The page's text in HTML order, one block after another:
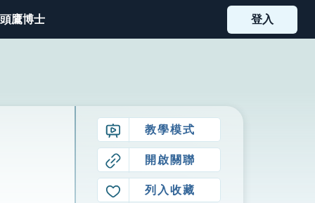
鷹博士 登入
教學模式
開啟關聯
列入收藏